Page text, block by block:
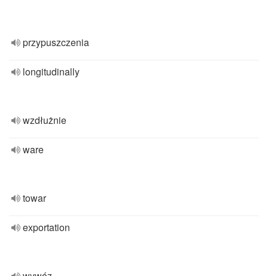
przypuszczenia
longitudinally
wzdłużnie
ware
towar
exportation